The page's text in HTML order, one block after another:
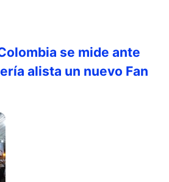
se mide ante
alista un nuevo Fan